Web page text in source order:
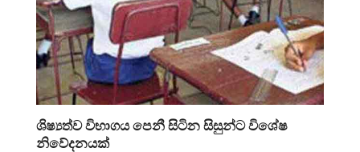
ශිෂ්‍යත්ව විභාගය පෙනී සිටින සිසුන්ට විශේෂ
නිවේදනයක්